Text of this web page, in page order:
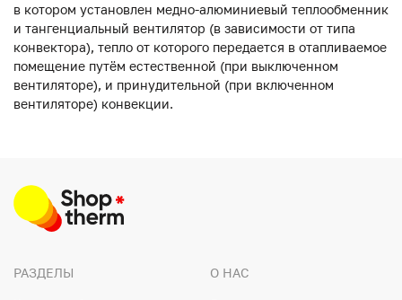
в котором установлен медно-алюминиевый теплообменник
и тангенциальный вентилятор (в зависимости от типа
конвектора), тепло от которого передается в отапливаемое
помещение путём естественной (при выключенном
вентиляторе), и принудительной (при включенном
вентиляторе) конвекции.
РАЗДЕЛЫ О НАС